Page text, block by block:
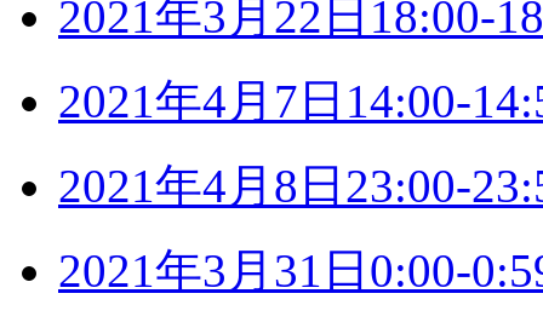
2021年3月22日18:00-
2021年4月7日14:00-
2021年4月8日23:00-
2021年3月31日0:00-